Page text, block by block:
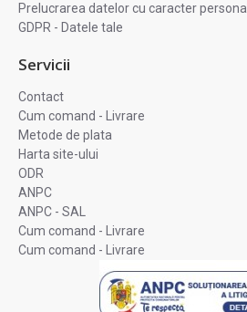
Prelucrarea datelor cu caracter personal
GDPR - Datele tale
Servicii
Contact
Cum comand - Livrare
Metode de plata
Harta site-ului
ODR
ANPC
ANPC - SAL
Cum comand - Livrare
Cum comand - Livrare